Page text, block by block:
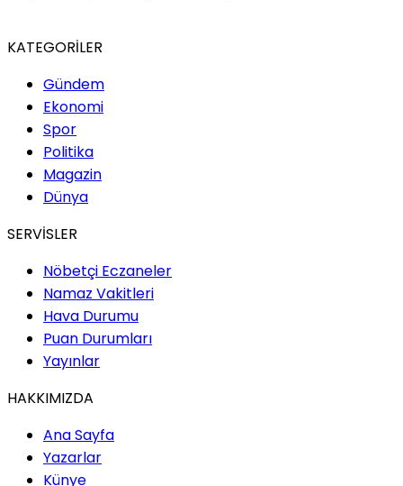
KATEGORİLER
Gündem
Ekonomi
Spor
Politika
Magazin
Dünya
SERVİSLER
Nöbetçi Eczaneler
Namaz Vakitleri
Hava Durumu
Puan Durumları
Yayınlar
HAKKIMIZDA
Ana Sayfa
Yazarlar
Künye